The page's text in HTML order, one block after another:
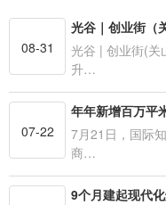
08-31
光谷 | 创业街(关
升…
07-22
年年新增百万平
7月21日，国际
商…
9个月建起现代